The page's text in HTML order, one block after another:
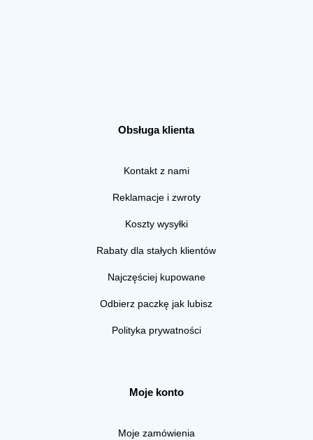
Obsługa klienta
Kontakt z nami
Reklamacje i zwroty
Koszty wysyłki
Rabaty dla stałych klientów
Najczęściej kupowane
Odbierz paczkę jak lubisz
Polityka prywatności
Moje konto
Moje zamówienia